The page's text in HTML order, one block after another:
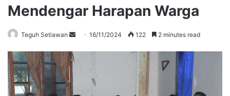
Mendengar Harapan Warga
Teguh Setiawan
Send16/11/2024 122 2 minutes read